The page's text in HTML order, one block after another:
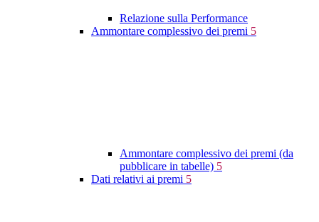
Relazione sulla Performance
Ammontare complessivo dei premi 5
Ammontare complessivo dei premi (da
pubblicare in tabelle) 5
Dati relativi ai premi 5